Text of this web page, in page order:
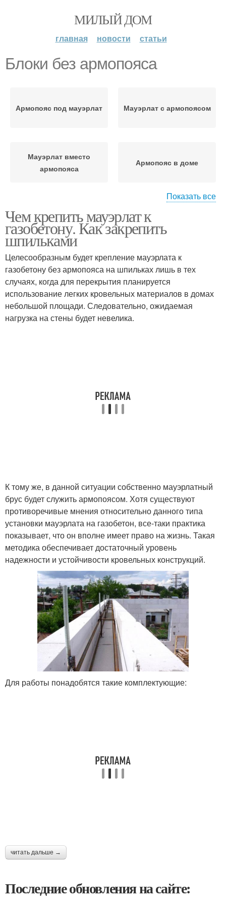
МИЛЫЙ ДОМ
главная новости статьи
Блоки без армопояса
Армопояс под мауэрлат Мауэрлат с армопоясом
Мауэрлат вместо
армопояса
Армопояс в доме
керамзитобетонным
блокам
Показать все
Чем крепить мауэрлат к
газобетону. Как закрепить
шпильками
Целесообразным будет крепление мауэрлата к
газобетону без армопояса на шпильках лишь в тех
случаях, когда для перекрытия планируется
использование легких кровельных материалов в домах
небольшой площади. Следовательно, ожидаемая
нагрузка на стены будет невелика.
К тому же, в данной ситуации собственно мауэрлатный
брус будет служить армопоясом. Хотя существуют
противоречивые мнения относительно данного типа
установки мауэрлата на газобетон, все-таки практика
показывает, что он вполне имеет право на жизнь. Такая
методика обеспечивает достаточный уровень
надежности и устойчивости кровельных конструкций.
Для работы понадобятся такие комплектующие:
читать дальше →
Последние обновления на сайте: